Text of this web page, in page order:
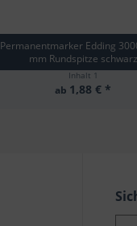
Permanentmarker Edding
mm Rundspitze schwarz
Inhalt 1
ab 1,88 € *